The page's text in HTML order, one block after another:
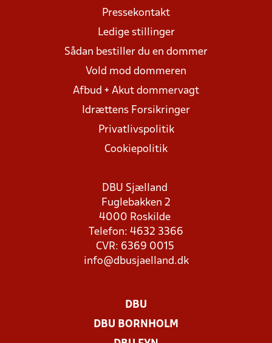
Pressekontakt
Ledige stillinger
Sådan bestiller du en dommer
Vold mod dommeren
Afbud + Akut dommervagt
Idrættens Forsikringer
Privatlivspolitik
Cookiepolitik
DBU Sjælland
Fuglebakken 2
4000 Roskilde
Telefon: 4632 3366
CVR: 6369 0015
info@dbusjaelland.dk
DBU
DBU BORNHOLM